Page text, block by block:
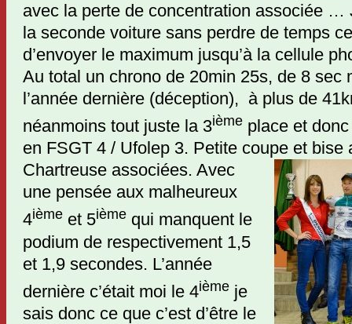
avec la perte de concentration associée …
la seconde voiture sans perdre de temps
d’envoyer le maximum jusqu’à la cellule
Au total un chrono de 20min 25s, de 8 sec
l’année dernière (déception), à plus de
néanmoins tout juste la 3ième place et
en FSGT 4 / Ufolep 3. Petite coupe et bise
Chartreuse associées. Avec
une pensée aux malheureux
4ième et 5ième qui manquent le
podium de respectivement 1,5
et 1,9 secondes. L’année
dernière c’était moi le 4ième je
sais donc ce que c’est d’être le